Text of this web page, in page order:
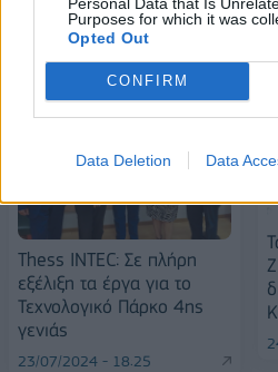
Purposes for which it was
Opted Out
CONFIRM
Data Deletion Data
ΠΕΡΙΣΣΌΤΕΡΑ ΣΕ
Thess INTEC: Σε πλήρη
εξέλιξη τα έργα για το
Τεχνολογικό Πάρκο 4ης
γενιάς
23/07/2024 - 18:25